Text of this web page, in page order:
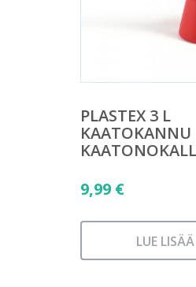
PLASTEX 3 L
KAATOKANNU
9,99 €
LUE